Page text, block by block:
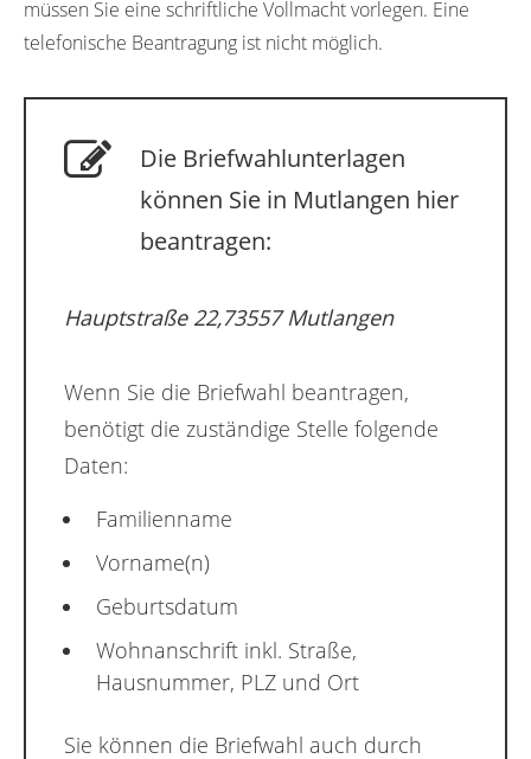
müssen Sie eine schriftliche Vollmacht vorlegen. Eine
telefonische Beantragung ist nicht möglich.
Die Briefwahlunterlagen
können Sie in Mutlangen hier
beantragen:
Hauptstraße 22,73557 Mutlangen
Wenn Sie die Briefwahl beantragen,
benötigt die zuständige Stelle folgende
Daten:
Familienname
Vorname(n)
Geburtsdatum
Wohnanschrift inkl. Straße,
Hausnummer, PLZ und Ort
Sie können die Briefwahl auch durch